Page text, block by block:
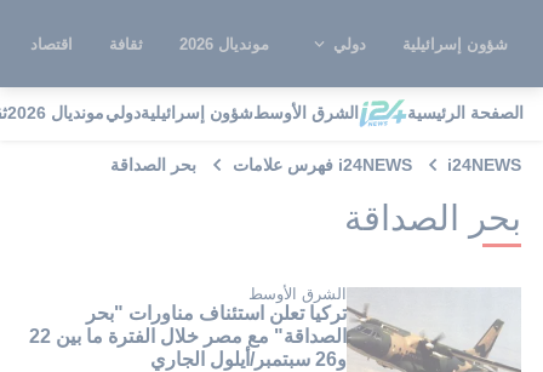
شؤون إسرائيلية دولي مونديال 2026 ثقافة اقتصاد
الصفحة الرئيسية الشرق الأوسطشؤون إسرائيليةدوليمونديال 2026
i24NEWS i24NEWS فهرس علامات بحر الصداقة
بحر الصداقة
الشرق الأوسط
تركيا تعلن استئناف مناورات "بحر
الصداقة" مع مصر خلال الفترة ما بين 22
و26 سبتمبر/أيلول الجاري